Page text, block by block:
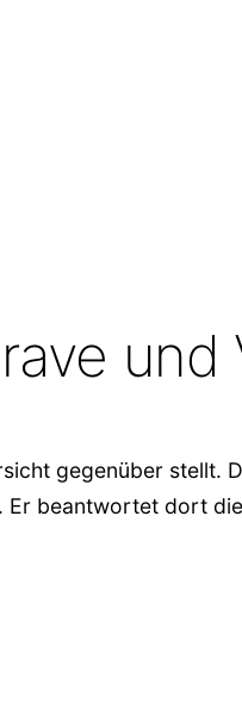
und
gegenüber stellt.
beantwortet dort